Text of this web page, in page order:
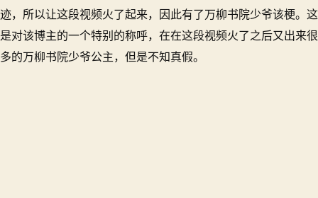
迹，所以让这段视频火了起来，因此有了万柳书院少爷该梗。这
是对该博主的一个特别的称呼，在在这段视频火了之后又出来很
多的万柳书院少爷公主，但是不知真假。